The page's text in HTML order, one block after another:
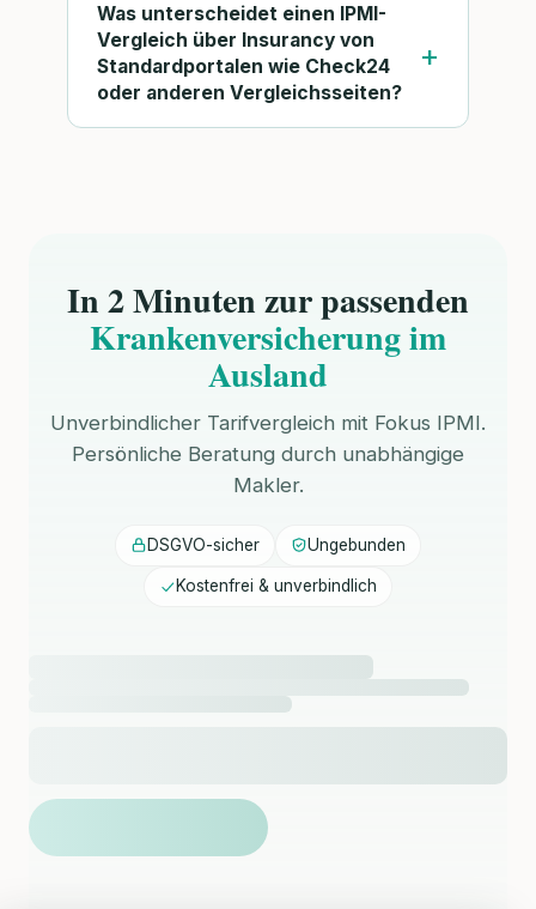
Was unterscheidet einen IPMI-
Vergleich über Insurancy von
Standardportalen wie Check24
oder anderen Vergleichsseiten?
In 2 Minuten zur passenden
Krankenversicherung im
Ausland
Unverbindlicher Tarifvergleich mit Fokus IPMI.
Persönliche Beratung durch unabhängige
Makler.
DSGVO-sicher Ungebunden
Kostenfrei & unverbindlich